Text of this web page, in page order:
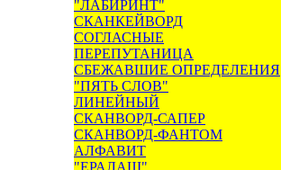
"ЛАБИРИНТ"
СКАНКЕЙВОРД
СОГЛАСНЫЕ
ПЕРЕПУТАНИЦА
СБЕЖАВШИЕ ОПРЕДЕЛЕНИЯ
"ПЯТЬ СЛОВ"
ЛИНЕЙНЫЙ
СКАНВОРД-САПЕР
СКАНВОРД-ФАНТОМ
АЛФАВИТ
"ЕРАЛАШ"